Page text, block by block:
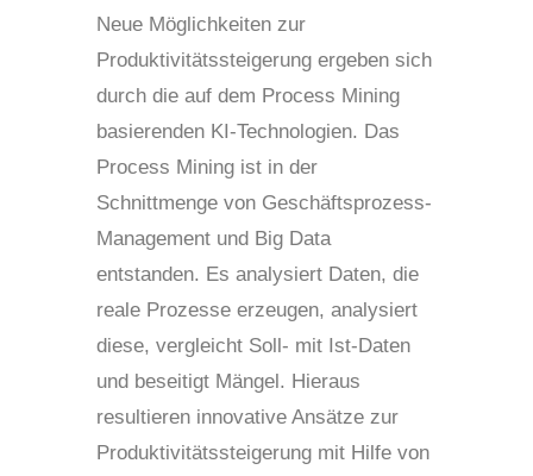
Neue Möglichkeiten zur
Produktivitätssteigerung ergeben sich
durch die auf dem Process Mining
basierenden KI-Technologien. Das
Process Mining ist in der
Schnittmenge von Geschäftsprozess-
Management und Big Data
entstanden. Es analysiert Daten, die
reale Prozesse erzeugen, analysiert
diese, vergleicht Soll- mit Ist-Daten
und beseitigt Mängel. Hieraus
resultieren innovative Ansätze zur
Produktivitätssteigerung mit Hilfe von